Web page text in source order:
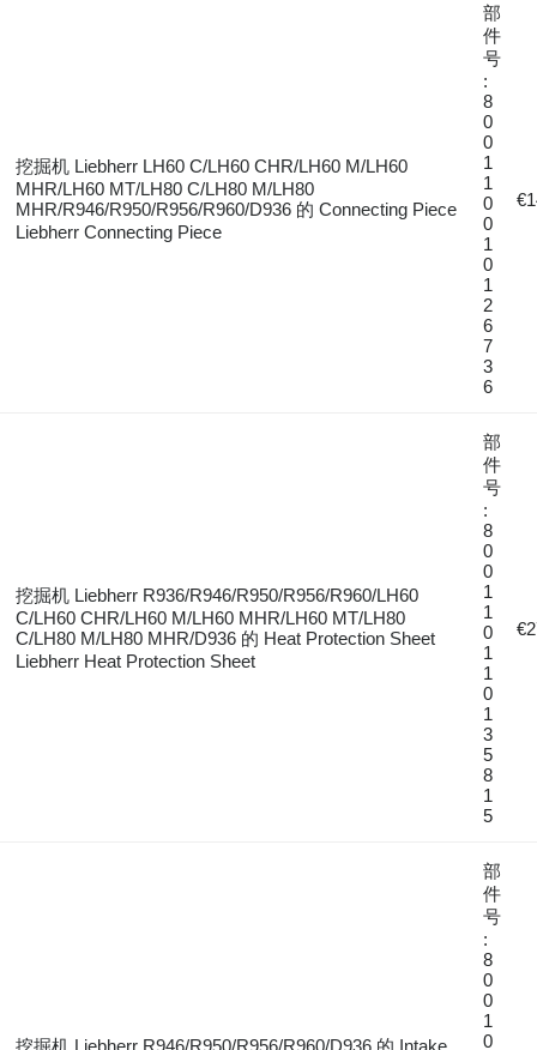
挖掘机 Liebherr LH60 C/LH60 CHR/LH60 M/LH60
MHR/LH60 MT/LH80 C/LH80 M/LH80
MHR/R946/R950/R956/R960/D936 的 Connecting Piece
Liebherr Connecting Piece
部
件
号
:
8
0
0
1
1
0
0
1
0
1
2
6
7
3
6
挖掘机 Liebherr R936/R946/R950/R956/R960/LH60
C/LH60 CHR/LH60 M/LH60 MHR/LH60 MT/LH80
C/LH80 M/LH80 MHR/D936 的 Heat Protection Sheet
Liebherr Heat Protection Sheet
部
件
号
:
8
0
0
1
1
0
1
1
0
1
3
5
8
1
5
挖掘机 Liebherr R946/R950/R956/R960/D936 的 Intake
部
件
号
:
8
0
0
1
0